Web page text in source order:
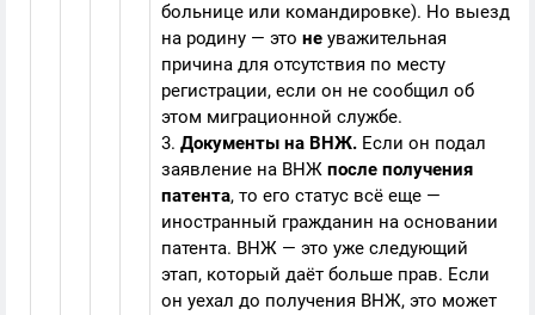
больнице или командировке). Но выезд
на родину — это не уважительная
причина для отсутствия по месту
регистрации, если он не сообщил об
этом миграционной службе.
3. Документы на ВНЖ. Если он подал
заявление на ВНЖ после получения
патента, то его статус всё еще —
иностранный гражданин на основании
патента. ВНЖ — это уже следующий
этап, который даёт больше прав. Если
он уехал до получения ВНЖ, это может